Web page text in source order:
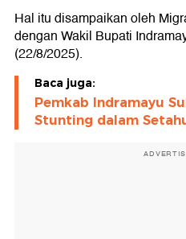
Hal itu disampaikan oleh
dengan Wakil Bupati
(22/8/2025).
Baca juga:
Pemkab Indramayu
Stunting dalam